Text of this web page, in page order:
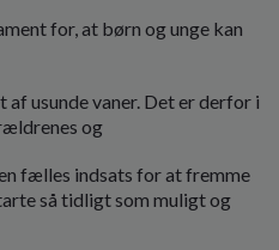
for, at børn og unge kan
usunde vaner. Det er derfor i
og
fælles indsats for at fremme
så tidligt som muligt og